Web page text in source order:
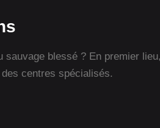
sauvage blessé ? En premier
centres spécialisés.